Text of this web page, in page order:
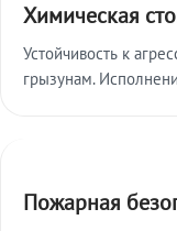
Химическая
Устойчивость к
грызунам.
Пожарная